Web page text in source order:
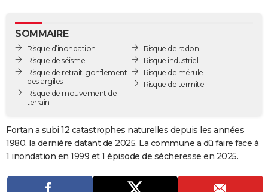
GUIDES D'ACHAT
BONS PLANS
CARTE DE VOEUX
Carte de Noël
Carte Bonne année
Carte Saint-Valentin
Carte Pâques
Carte d'anniversaire
Dictionnaire
Biographies
Citations
Expressions
Proverbes
PROGRAMME TV
COPAINS D'AVANT
Se connecter
Collèges
Universités
Entreprises
Service militaire
Avis de recherche
AVIS DE DÉCÈS
SOMMAIRE
Risque d’inondation
Risque de séisme
Risque de retrait-gonflement
des argiles
Risque de mouvement de
terrain
Risque de radon
Risque industriel
Risque de mérule
Risque de termite
Fortan a subi 12 catastrophes naturelles depuis les années
1980, la dernière datant de 2025. La commune a dû faire face à
1 inondation en 1999 et 1 épisode de sécheresse en 2025.